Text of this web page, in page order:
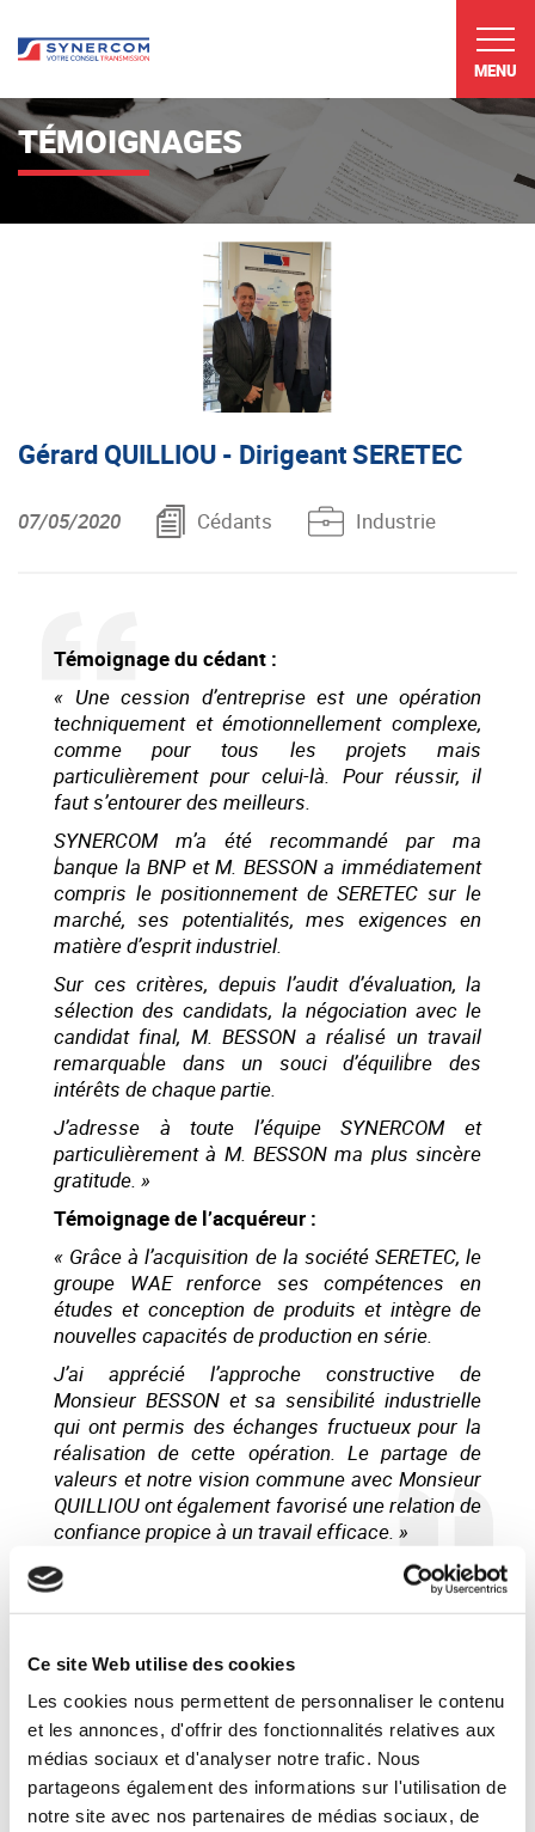
Ce site Web utilise des cookies
Les cookies nous permettent de personnaliser le contenu
et les annonces, d'offrir des fonctionnalités relatives aux
médias sociaux et d'analyser notre trafic. Nous
partageons également des informations sur l'utilisation de
notre site avec nos partenaires de médias sociaux, de
MENU
TÉMOIGNAGES
Gérard QUILLIOU - Dirigeant SERETEC
07/05/2020 Cédants Industrie
Témoignage du cédant :
« Une cession d’entreprise est une opération
techniquement et émotionnellement complexe,
comme pour tous les projets mais
particulièrement pour celui-là. Pour réussir, il
faut s’entourer des meilleurs.
SYNERCOM m’a été recommandé par ma
banque la BNP et M. BESSON a immédiatement
compris le positionnement de SERETEC sur le
marché, ses potentialités, mes exigences en
matière d’esprit industriel.
Sur ces critères, depuis l’audit d’évaluation, la
sélection des candidats, la négociation avec le
candidat final, M. BESSON a réalisé un travail
remarquable dans un souci d’équilibre des
intérêts de chaque partie.
J’adresse à toute l’équipe SYNERCOM et
particulièrement à M. BESSON ma plus sincère
gratitude. »
Témoignage de l’acquéreur :
« Grâce à l’acquisition de la société SERETEC, le
groupe WAE renforce ses compétences en
études et conception de produits et intègre de
nouvelles capacités de production en série.
J’ai apprécié l’approche constructive de
Monsieur BESSON et sa sensibilité industrielle
qui ont permis des échanges fructueux pour la
réalisation de cette opération. Le partage de
valeurs et notre vision commune avec Monsieur
QUILLIOU ont également favorisé une relation de
confiance propice à un travail efficace. »
Référence
SYNERCOM FRANCE IDF conseille la cession de la
société SERETEC au Groupe WEST ADVANCED
ELECTRONIC
LIRE LA SUITE